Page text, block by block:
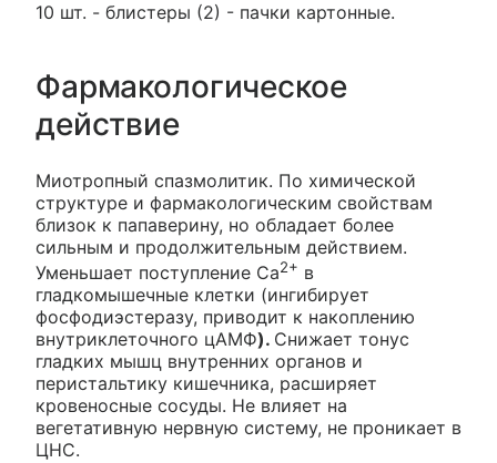
10 шт. - блистеры (2) - пачки картонные.
Фармакологическое
действие
Миотропный спазмолитик. По химической
структуре и фармакологическим свойствам
близок к папаверину, но обладает более
сильным и продолжительным действием.
Уменьшает поступление Са2+ в
гладкомышечные клетки (ингибирует
фосфодиэстеразу, приводит к накоплению
внутриклеточного цАМФ). Снижает тонус
гладких мышц внутренних органов и
перистальтику кишечника, расширяет
кровеносные сосуды. Не влияет на
вегетативную нервную систему, не проникает в
ЦНС.